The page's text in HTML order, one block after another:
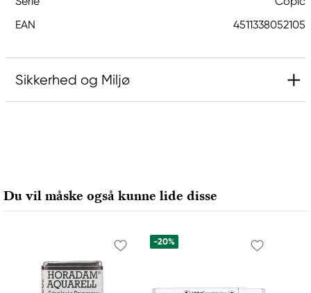
EAN
4511338052105
Sikkerhed og Miljø
65205 Wiesbaden, Germany
export@holtz-gmbh.de
Copic
Du vil måske også kunne lide disse
-20%